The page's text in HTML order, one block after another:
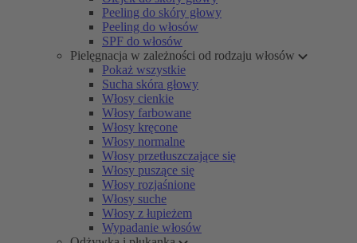
Peeling do skóry głowy
Peeling do włosów
SPF do włosów
Pielęgnacja w zależności od rodzaju włosów
Pokaż wszystkie
Sucha skóra głowy
Włosy cienkie
Włosy farbowane
Włosy kręcone
Włosy normalne
Włosy przetłuszczające się
Włosy puszące się
Włosy rozjaśnione
Włosy suche
Włosy z łupieżem
Wypadanie włosów